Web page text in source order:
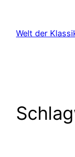
springen
Welt der